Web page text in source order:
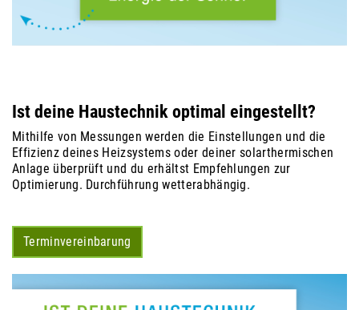
Ist deine Haustechnik optimal eingestellt?
Mithilfe von Messungen werden die Einstellungen und die
Effizienz deines Heizsystems oder deiner solarthermischen
Anlage überprüft und du erhältst Empfehlungen zur
Optimierung. Durchführung wetterabhängig.
Terminvereinbarung